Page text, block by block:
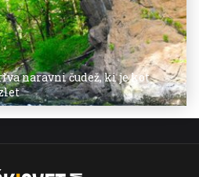
naravni čudež, ki je kot